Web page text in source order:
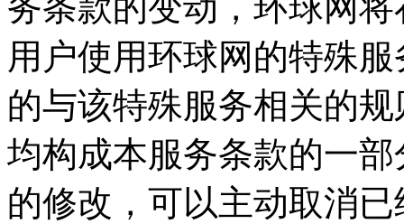
务条款的变动，环球网
用户使用环球网的特殊
的与该特殊服务相关的
均构成本服务条款的一
的修改，可以主动取消